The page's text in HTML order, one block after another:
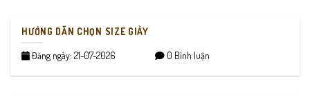
HƯỚNG DẪN CHỌN SIZE GIÀY
Đăng ngày: 21-07-2026 0 Bình luận